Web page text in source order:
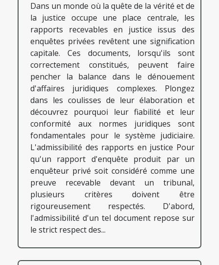
Dans un monde où la quête de la vérité et de
la justice occupe une place centrale, les
rapports recevables en justice issus des
enquêtes privées revêtent une signification
capitale. Ces documents, lorsqu'ils sont
correctement constitués, peuvent faire
pencher la balance dans le dénouement
d'affaires juridiques complexes. Plongez
dans les coulisses de leur élaboration et
découvrez pourquoi leur fiabilité et leur
conformité aux normes juridiques sont
fondamentales pour le système judiciaire.
L'admissibilité des rapports en justice Pour
qu'un rapport d'enquête produit par un
enquêteur privé soit considéré comme une
preuve recevable devant un tribunal,
plusieurs critères doivent être
rigoureusement respectés. D'abord,
l'admissibilité d'un tel document repose sur
le strict respect des...